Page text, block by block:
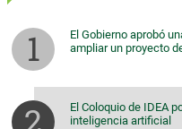
El Gobierno aprobó
ampliar un proyecto
El Coloquio de IDEA
inteligencia artificial